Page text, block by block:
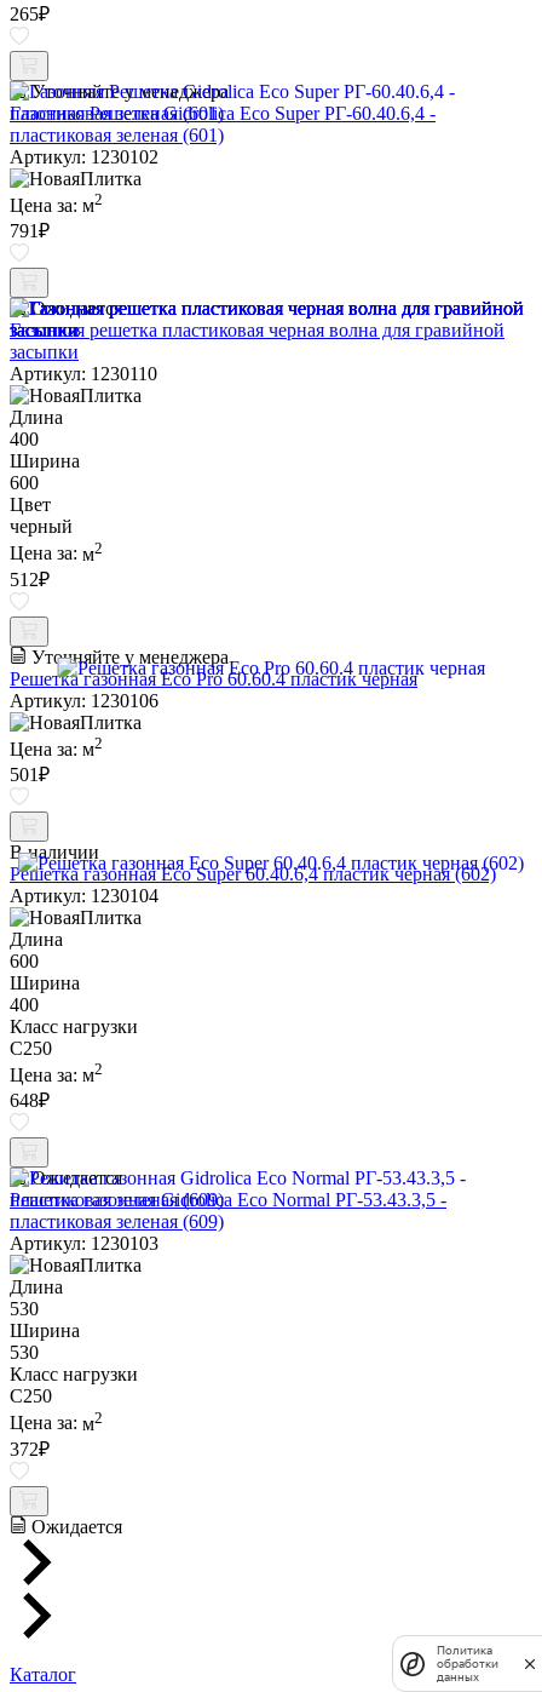
265₽
Уточняйте у менеджера
Газонная Решетка Gidrolica Eco Super РГ-60.40.6,4 -
пластиковая зеленая (601)
Артикул: 1230102
Цена за: м2
791₽
Ожидается
Газонная решетка пластиковая черная волна для гравийной
засыпки
Артикул: 1230110
Длина
400
Ширина
600
Цвет
черный
Цена за: м2
512₽
Уточняйте у менеджера
Решетка газонная Eco Pro 60.60.4 пластик черная
Артикул: 1230106
Цена за: м2
501₽
В наличии
Решетка газонная Eco Super 60.40.6,4 пластик черная (602)
Артикул: 1230104
Длина
600
Ширина
400
Класс нагрузки
C250
Цена за: м2
648₽
Ожидается
Решетка газонная Gidrolica Eco Normal РГ-53.43.3,5 -
пластиковая зеленая (609)
Артикул: 1230103
Длина
530
Ширина
530
Класс нагрузки
C250
Цена за: м2
372₽
Ожидается
Каталог
Политика
обработки
данных